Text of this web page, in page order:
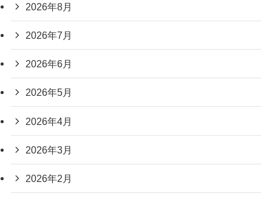
2026年8月
2026年7月
2026年6月
2026年5月
2026年4月
2026年3月
2026年2月